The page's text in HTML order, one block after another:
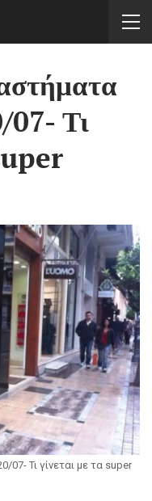
07- Τι
07- Τι γίνεται με τα super